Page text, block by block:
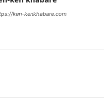
ken-kenkhabare.com